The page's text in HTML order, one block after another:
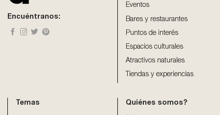
Encuéntranos:
Eventos
Bares y restaurantes
Puntos de interés
Espacios culturales
Atractivos naturales
Tiendas y experiencias
Temas Quiénes somos?